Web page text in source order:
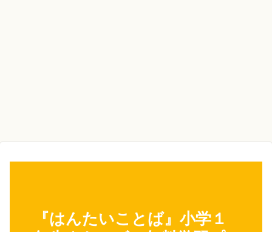
『はんたいことば』小学１